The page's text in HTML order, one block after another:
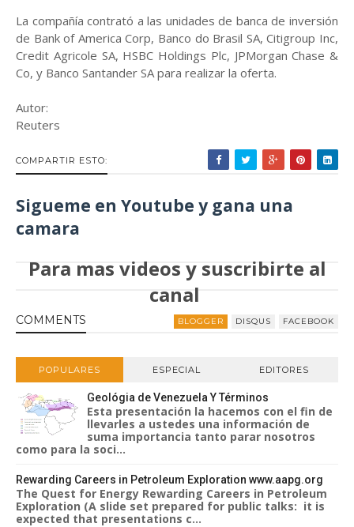
La compañía contrató a las unidades de banca de inversión
de Bank of America Corp, Banco do Brasil SA, Citigroup Inc,
Credit Agricole SA, HSBC Holdings Plc, JPMorgan Chase &
Co, y Banco Santander SA para realizar la oferta.
Autor:
Reuters
COMPARTIR ESTO:
Sigueme en Youtube y gana una
camara
Para mas videos y suscribirte al
canal
Sigueme en Youtube
COMMENTS BLOGGER DISQUS FACEBOOK
POPULARES ESPECIAL EDITORES
Geológia de Venezuela Y Términos
Esta presentación la hacemos con el fin de
llevarles a ustedes una información de
suma importancia tanto parar nosotros
como para la soci...
Rewarding Careers in Petroleum Exploration www.aapg.org
The Quest for Energy Rewarding Careers in Petroleum
Exploration (A slide set prepared for public talks: it is
expected that presentations c...